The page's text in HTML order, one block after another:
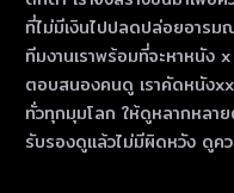
ที่ไม่มีเงินไปปลดปล่อยอาร
ทีมงานเราพร้อมที่จะหาหนัง
ตอบสนองคนดู เราคัดหนัง
ทั่วทุกมุมโลก ให้ดูหลากหลา
รับรองดูแล้วไม่มีผิดหวัง ดูค